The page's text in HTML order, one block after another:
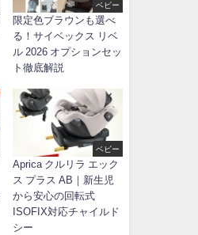
ベビー
限定色ブラウンも選べ
る！サイベックス リベ
ル 2026 オプションセッ
ト徹底解説
ベビー
Aprica クルリラ エック
ス プラス AB｜新生児
から安心の回転式
ISOFIX対応チャイルド
シー